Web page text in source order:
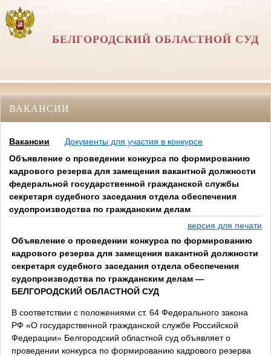
БЕЛГОРОДСКИЙ ОБЛАСТНОЙ СУД
ВАКАНСИИ
Вакансии
Документы для участия в конкурсе
Объявление о проведении конкурса по формированию
кадрового резерва для замещения вакантной должности
федеральной государственной гражданской службы
секретаря судебного заседания отдела обеспечения
судопроизводства по гражданским делам
версия для печати
Объявление о проведении конкурса по формированию
кадрового резерва для замещения вакантной должности
секретаря судебного заседания отдела обеспечения
судопроизводства по гражданским делам —
БЕЛГОРОДСКИЙ ОБЛАСТНОЙ СУД
В соответствии с положениями ст. 64 Федерального закона
РФ «О государственной гражданской службе Российской
Федерации» Белгородский областной суд объявляет о
проведении конкурса по формированию кадрового резерва